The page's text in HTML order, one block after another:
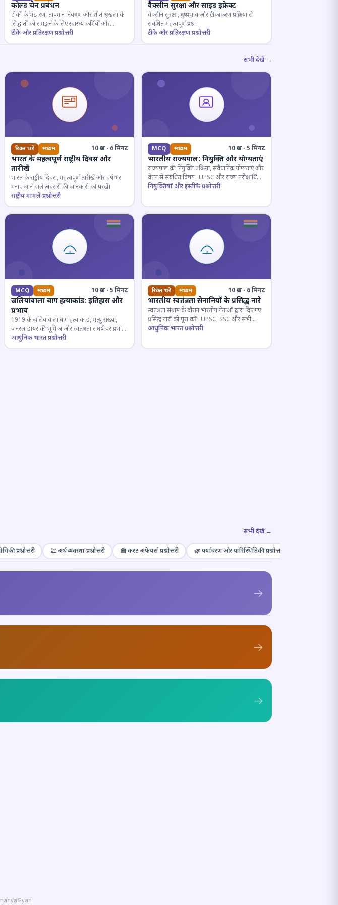
कोल्ड चेन प्रबंधन
टीकों के भंडारण, तापमान नियंत्रण और शीत श्रृंखला के
सिद्धांतों को समझने के लिए स्वास्थ्य कर्मियों और
परीक्षार्थियों के लिए महत्वपूर्ण।
टीके और प्रतिरक्षण प्रश्नोत्तरी
वैक्सीन सुरक्षा और साइड इफ़ेक्ट
वैक्सीन सुरक्षा, दुष्प्रभाव और टीकाकरण प्रक्रिया से
संबंधित महत्वपूर्ण प्रश्न।
टीके और प्रतिरक्षण प्रश्नोत्तरी
सभी देखें →
रिक्त भरें मध्यम 10 प्रश्न · 6 मिनट
भारत के महत्वपूर्ण राष्ट्रीय दिवस और
तारीखें
भारत के राष्ट्रीय दिवस, महत्वपूर्ण तारीखें और वर्ष भर
मनाए जाने वाले अवसरों की जानकारी को परखें।
राष्ट्रीय मामले प्रश्नोत्तरी
MCQ मध्यम 10 प्रश्न · 5 मिनट
भारतीय राज्यपाल: नियुक्ति और योग्यताएं
राज्यपाल की नियुक्ति प्रक्रिया, संवैधानिक योग्यताएं और
वेतन से संबंधित विषय। UPSC और राज्य परीक्षार्थियों
के लिए महत्वपूर्ण।
नियुक्तियाँ और इस्तीफे प्रश्नोत्तरी
MCQ मध्यम 10 प्रश्न · 5 मिनट
जलियांवाला बाग हत्याकांड: इतिहास और
प्रभाव
1919 के जलियांवाला बाग हत्याकांड, मृत्यु संख्या,
जनरल डायर की भूमिका और स्वतंत्रता संघर्ष पर प्रभाव
को कवर करता है।
आधुनिक भारत प्रश्नोत्तरी
रिक्त भरें मध्यम 10 प्रश्न · 6 मिनट
भारतीय स्वतंत्रता सेनानियों के प्रसिद्ध नारे
स्वतंत्रता संग्राम के दौरान भारतीय नेताओं द्वारा दिए गए
प्रसिद्ध नारों को पूरा करें। UPSC, SSC और सभी
प्रतियोगी परीक्षाओं के लिए महत्वपूर्ण।
आधुनिक भारत प्रश्नोत्तरी
सभी देखें →
प्रश्नोत्तरी 💹 अर्थव्यवस्था प्रश्नोत्तरी 📰 करंट अफेयर्स प्रश्नोत्तरी 🌿 पर्यावरण और पारिस्थितिकी प्रश्नोत्तरी